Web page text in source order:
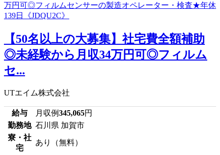
【50名以上の大募集】社宅費全額補助
◎未経験から月収34万円可◎フィルム
セ...
UTエイム株式会社
給与 月収例345,065円
勤務地 石川県 加賀市
寮・社
宅
あり（無料）